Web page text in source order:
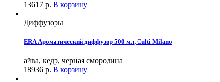
13617 р. В корзину
Диффузоры
ERA Ароматический диффузор 500 мл, Culti Milano
айва, кедр, черная смородина
18936 р. В корзину